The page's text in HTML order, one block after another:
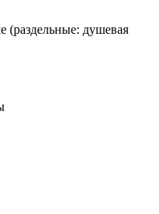
(раздельные: душевая